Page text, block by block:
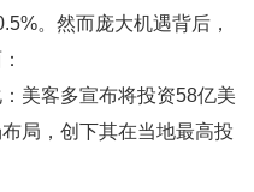
。然而庞大机遇背后，
客多宣布将投资58亿美
局，创下其在当地最高投